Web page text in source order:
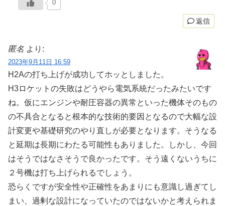
0
返信
匿名 より:
2023年9月11日 16:59
H2Aの打ち上げが成功してホッとしました。
H3ロケットの失敗はどうやら電気系統だったみたいです
ね。仮にエンジンや耐圧容器の異常といった機体そのもの
の不具合となると根本的な技術的要因となるので大幅な設
計変更や基礎研究のやり直しが必要となります。そうなる
と延期は長期にわたる可能性もありました。しかし、今回
はそうではなさそうで良かったです。そう遠くないうちに
２号機は打ち上げられるでしょう。
恐らくですが安全性や正確性をあまりにも意識し過ぎてし
まい、過剰な設計になっていたのではないかと考えられま